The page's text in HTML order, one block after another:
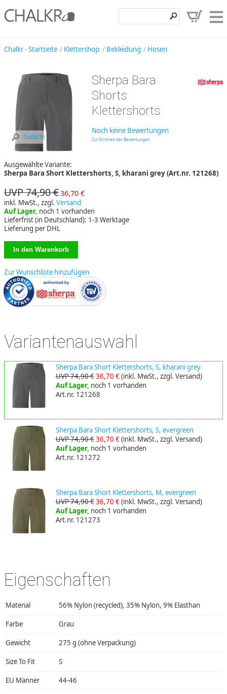
Entdecken
Hilfe, Kontakt
Chalkr - Startseite Klettershop Bekleidung Hosen
Galerie
Sherpa Bara
Shorts
Klettershorts
Noch keine Bewertungen
Zur Echtheit der Bewertungen
Ausgewählte Variante:
Sherpa Bara Short Klettershorts, S, kharani grey (Art.nr. 121268)
UVP 74,90 €36,70 €
inkl. MwSt., zzgl. Versand
Auf Lager, noch 1 vorhanden
Lieferfrist (in Deutschland): 1-3 Werktage
Lieferung per DHL
Zur Wunschliste hinzufügen
Variantenauswahl
Sherpa Bara Short Klettershorts, S, kharani grey
UVP 74,90 €36,70 €(inkl. MwSt., zzgl. Versand)
Auf Lager, noch 1 vorhanden
Art.nr. 121268
Sherpa Bara Short Klettershorts, S, evergreen
UVP 74,90 €36,70 €(inkl. MwSt., zzgl. Versand)
Auf Lager, noch 1 vorhanden
Art.nr. 121272
Sherpa Bara Short Klettershorts, M, evergreen
UVP 74,90 €36,70 €(inkl. MwSt., zzgl. Versand)
Auf Lager, noch 1 vorhanden
Art.nr. 121273
Eigenschaften
Material 56% Nylon (recycled), 35% Nylon, 9% Elasthan
Farbe Grau
Gewicht 275 g (ohne Verpackung)
Size To Fit S
EU Männer 44-46